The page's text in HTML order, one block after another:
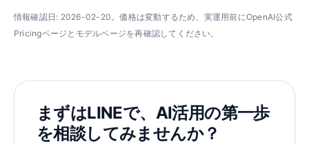
情報確認日: 2026-02-20。価格は変動するため、実運用前にOpenAI公式
Pricingページとモデルページを再確認してください。
まずはLINEで、AI活用の第一歩
を相談してみませんか？